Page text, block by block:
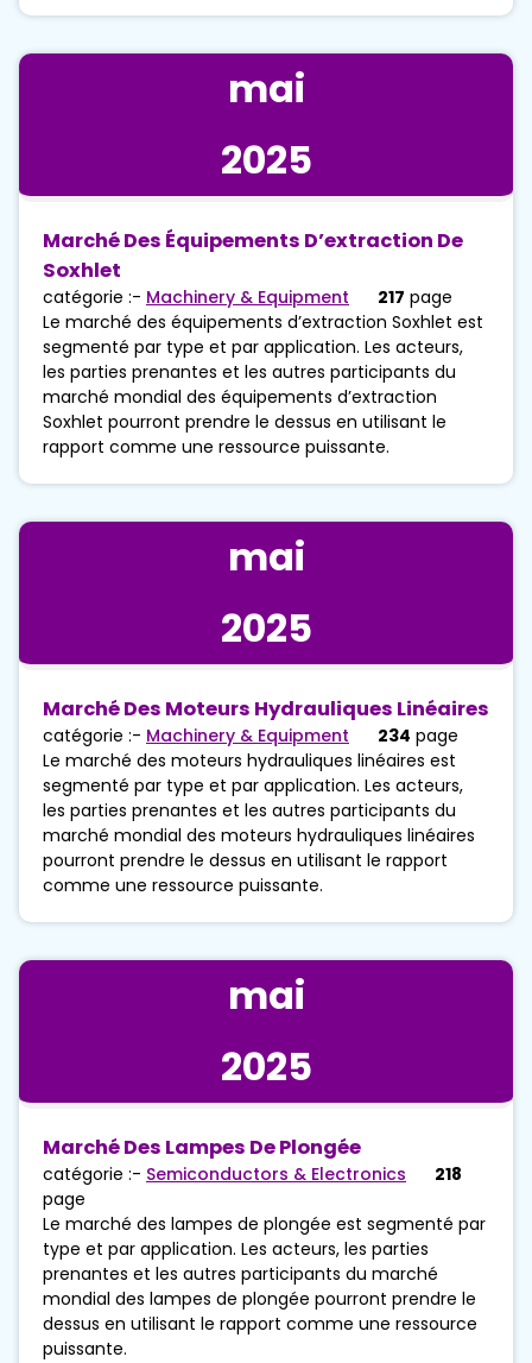
mai
2025
Marché Des Équipements D’extraction De
Soxhlet
catégorie :- Machinery & Equipment 217 page
Le marché des équipements d’extraction Soxhlet est
segmenté par type et par application. Les acteurs,
les parties prenantes et les autres participants du
marché mondial des équipements d’extraction
Soxhlet pourront prendre le dessus en utilisant le
rapport comme une ressource puissante.
mai
2025
Marché Des Moteurs Hydrauliques Linéaires
catégorie :- Machinery & Equipment 234 page
Le marché des moteurs hydrauliques linéaires est
segmenté par type et par application. Les acteurs,
les parties prenantes et les autres participants du
marché mondial des moteurs hydrauliques linéaires
pourront prendre le dessus en utilisant le rapport
comme une ressource puissante.
mai
2025
Marché Des Lampes De Plongée
catégorie :- Semiconductors & Electronics
218
page
Le marché des lampes de plongée est segmenté par
type et par application. Les acteurs, les parties
prenantes et les autres participants du marché
mondial des lampes de plongée pourront prendre le
dessus en utilisant le rapport comme une ressource
puissante.